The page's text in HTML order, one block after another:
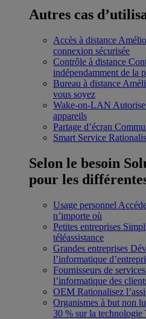
Autres cas
Accès à distance
connexion sécurisée
Contrôle à distance
indépendamment de la
Bureau à distance
vous soyez
Wake-on-LAN
appareils
Partage d’écran
Smart Service
Selon le besoin
pour les
Usage personnel
n’importe où
Petites entreprises
téléassistance
Grandes entreprises
l’informatique
Fournisseurs de
l’informatique des
OEM Rationalisez
Organismes à but non
30 % sur la technologie